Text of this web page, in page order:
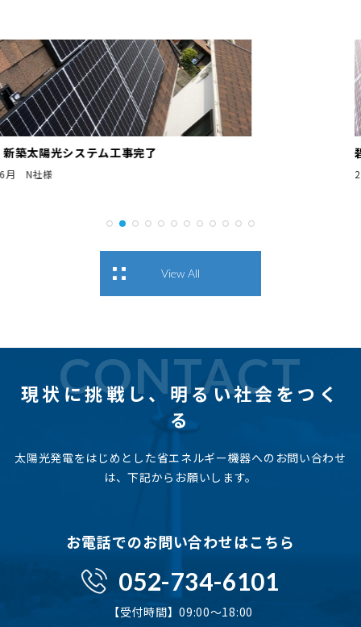
碧南市 新築太陽光システム工事完了
View All
CONTACT
現状に挑戦し、明るい社会をつく
る
太陽光発電をはじめとした省エネルギー機器へのお問い合わせ
は、下記からお願いします。
お電話でのお問い合わせはこちら
052-734-6101
【受付時間】09:00〜18:00